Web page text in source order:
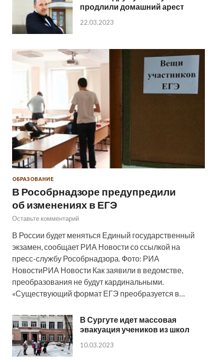
продлили домашний арест
22.03.2023
ОБРАЗОВАНИЕ
В Рособрнадзоре предупредили
об изменениях в ЕГЭ
Оставьте комментарий
В России будет меняться Единый государственный
экзамен, сообщает РИА Новости со ссылкой на
пресс-службу Рособрнадзора. Фото: РИА
НовостиРИА Новости Как заявили в ведомстве,
преобразования не будут кардинальными.
«Существующий формат ЕГЭ преобразуется в…
В Сургуте идет массовая
эвакуация учеников из школ
10.03.2023